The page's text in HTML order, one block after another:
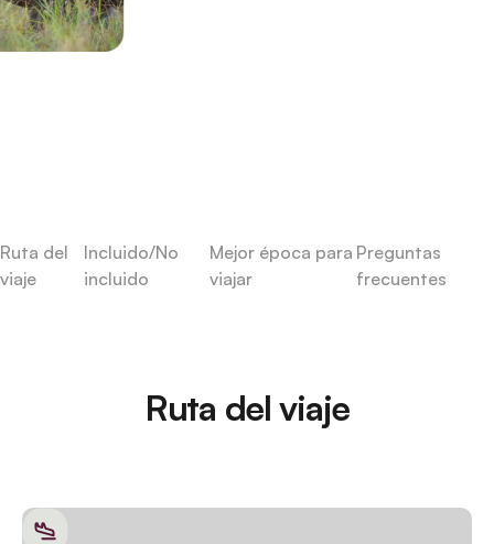
Ruta del
viaje
Incluido/No
incluido
Mejor época para
viajar
Preguntas
frecuentes
Ruta del viaje